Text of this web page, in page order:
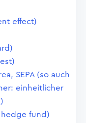
effect)
SEPA (so auch
einheitlicher
hedge fund)